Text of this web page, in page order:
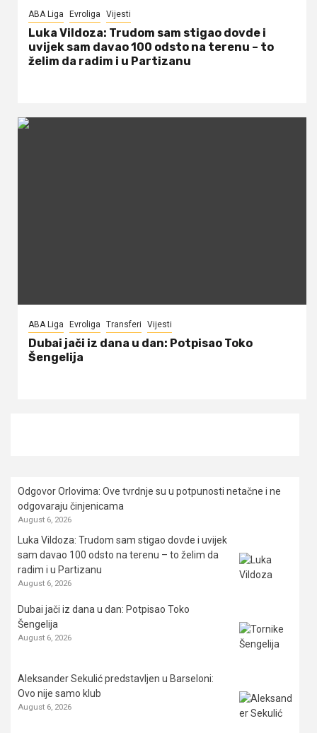
ABA Liga Evroliga Vijesti
Luka Vildoza: Trudom sam stigao dovde i
uvijek sam davao 100 odsto na terenu – to
želim da radim i u Partizanu
ABA Liga Evroliga Transferi Vijesti
Dubai jači iz dana u dan: Potpisao Toko
Šengelija
Odgovor Orlovima: ​Ove tvrdnje su u potpunosti netačne i ne
odgovaraju činjenicama
August 6, 2026
Luka Vildoza: Trudom sam stigao dovde i uvijek
sam davao 100 odsto na terenu – to želim da
radim i u Partizanu
August 6, 2026
Dubai jači iz dana u dan: Potpisao Toko
Šengelija
August 6, 2026
Aleksander Sekulić predstavljen u Barseloni:
Ovo nije samo klub
August 6, 2026